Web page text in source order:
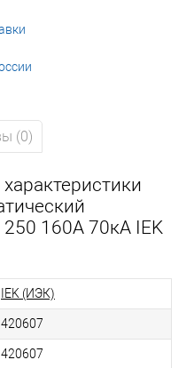
(0)
160А 70кА IEK
IEK (ИЭК)
420607
420607